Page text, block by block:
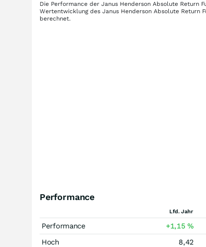
Die Performance der Janus Henderson Absolute Return
Wertentwicklung des Janus Henderson Absolute Return
berechnet.
Performance
Lfd. Jahr
Performance +1,15%
Hoch
8,42